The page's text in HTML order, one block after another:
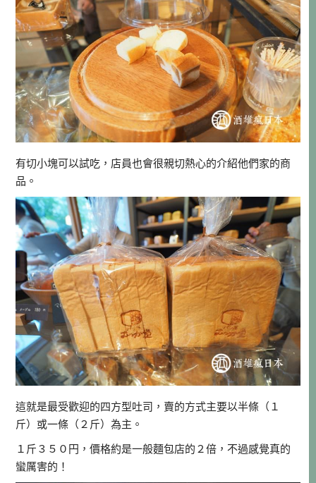
有切小塊可以試吃，店員也會很親切熱心的介紹他們家的商
品。
這就是最受歡迎的四方型吐司，賣的方式主要以半條（１
斤）或一條（２斤）為主。
１斤３５０円，價格約是一般麵包店的２倍，不過感覺真的
蠻厲害的！